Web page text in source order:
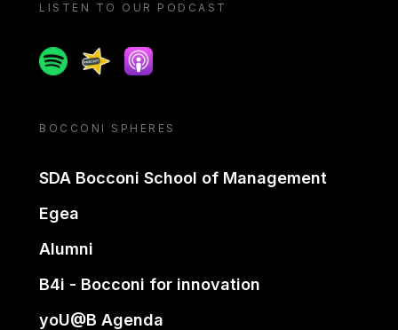
LISTEN TO OUR PODCAST
SpotifySpreakerApple podcast
BOCCONI SPHERES
SDA Bocconi School of Management
Egea
Alumni
B4i - Bocconi for innovation
yoU@B Agenda